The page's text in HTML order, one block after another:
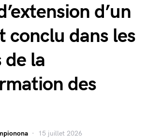
d’un
conclu dans les
de la
des
15 juillet 2026